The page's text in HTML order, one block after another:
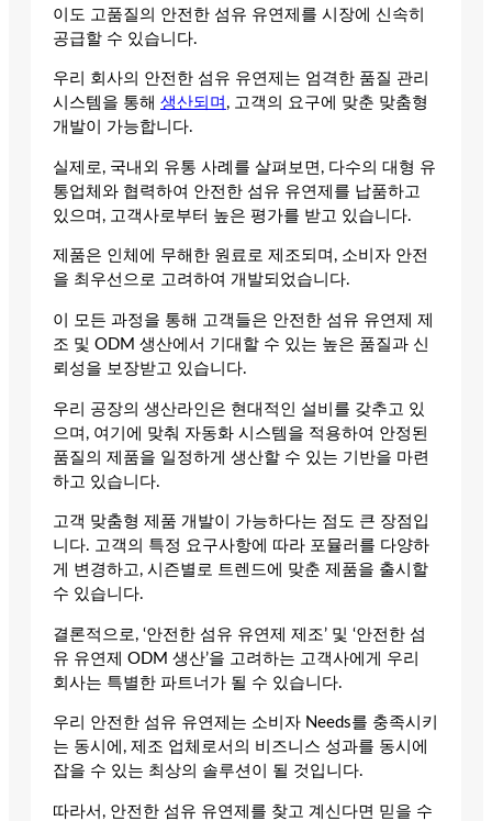
이도 고품질의 안전한 섬유 유연제를 시장에 신속히
공급할 수 있습니다.
우리 회사의 안전한 섬유 유연제는 엄격한 품질 관리
시스템을 통해 생산되며 , 고객의 요구에 맞춘 맞춤형
개발이 가능합니다.
실제로, 국내외 유통 사례를 살펴보면, 다수의 대형 유
통업체와 협력하여 안전한 섬유 유연제를 납품하고
있으며, 고객사로부터 높은 평가를 받고 있습니다.
제품은 인체에 무해한 원료로 제조되며, 소비자 안전
을 최우선으로 고려하여 개발되었습니다.
이 모든 과정을 통해 고객들은 안전한 섬유 유연제 제
조 및 ODM 생산에서 기대할 수 있는 높은 품질과 신
뢰성을 보장받고 있습니다.
우리 공장의 생산라인은 현대적인 설비를 갖추고 있
으며, 여기에 맞춰 자동화 시스템을 적용하여 안정된
품질의 제품을 일정하게 생산할 수 있는 기반을 마련
하고 있습니다.
고객 맞춤형 제품 개발이 가능하다는 점도 큰 장점입
니다. 고객의 특정 요구사항에 따라 포뮬러를 다양하
게 변경하고, 시즌별로 트렌드에 맞춘 제품을 출시할
수 있습니다.
결론적으로, ‘안전한 섬유 유연제 제조’ 및 ‘안전한 섬
유 유연제 ODM 생산’을 고려하는 고객사에게 우리
회사는 특별한 파트너가 될 수 있습니다.
우리 안전한 섬유 유연제는 소비자 Needs를 충족시키
는 동시에, 제조 업체로서의 비즈니스 성과를 동시에
잡을 수 있는 최상의 솔루션이 될 것입니다.
따라서, 안전한 섬유 유연제를 찾고 계신다면 믿을 수